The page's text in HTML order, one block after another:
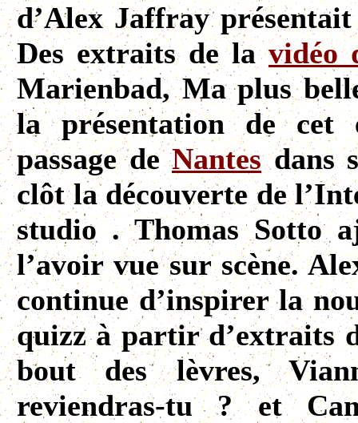
d’Alex Jaffray présentait
Des extraits de lavidéo
Marienbad, Ma plus
la présentation de
passage deNantesdans
clôt la découverte de
studio . Thomas Sotto
l’avoir vue sur scène.
continue d’inspirer la
quizz à partir d’extraits
bout des lèvres,
reviendras-tu ? et